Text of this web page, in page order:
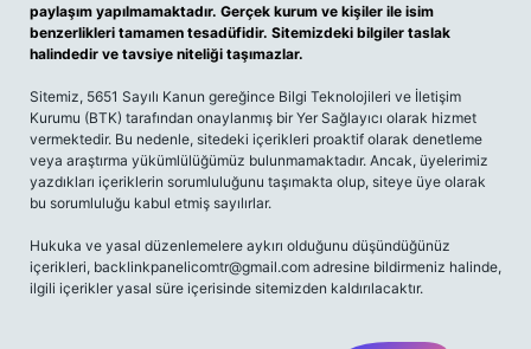
paylaşım yapılmamaktadır. Gerçek kurum ve kişiler ile isim
benzerlikleri tamamen tesadüfidir. Sitemizdeki bilgiler taslak
halindedir ve tavsiye niteliği taşımazlar.
Sitemiz, 5651 Sayılı Kanun gereğince Bilgi Teknolojileri ve İletişim
Kurumu (BTK) tarafından onaylanmış bir Yer Sağlayıcı olarak hizmet
vermektedir. Bu nedenle, sitedeki içerikleri proaktif olarak denetleme
veya araştırma yükümlülüğümüz bulunmamaktadır. Ancak, üyelerimiz
yazdıkları içeriklerin sorumluluğunu taşımakta olup, siteye üye olarak
bu sorumluluğu kabul etmiş sayılırlar.
Hukuka ve yasal düzenlemelere aykırı olduğunu düşündüğünüz
içerikleri, backlinkpanelicomtr@gmail.com adresine bildirmeniz halinde,
ilgili içerikler yasal süre içerisinde sitemizden kaldırılacaktır.